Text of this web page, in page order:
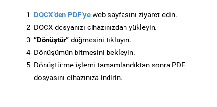
DOCX’den PDF’ye web sayfasını ziyaret edin.
DOCX dosyanızı cihazınızdan yükleyin.
“Dönüştür” düğmesini tıklayın.
Dönüşümün bitmesini bekleyin.
Dönüştürme işlemi tamamlandıktan sonra PDF
dosyasını cihazınıza indirin.